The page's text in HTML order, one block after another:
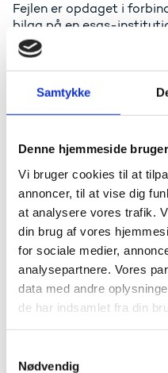
Samtykke
Denne hjemmeside
Vi bruger cookies til at
annoncer, til at vise dig
at analysere vores trafik.
din brug af vores
for sociale medier,
analysepartnere. Vores
data med andre
de har indsamlet fra din
Nødvendig
Fejlen er opdaget i
bilag på en esas-
efterfølgende slettet
institutionen kan nu se,
optagelse.dk, men også i
politianmeldelse m.v.
Performanceproblemer i
Der har de seneste uger
performanceproblemer i
belastningen på esas
har ikke givet anledning
Vi kan imidlertid
hænger sammen med
avancerede søgninger.
kunne afhjælpe
følger fortsat